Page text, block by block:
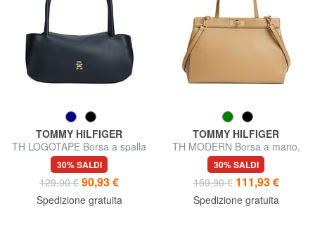
TOMMY HILFIGER
TH LOGOTAPE Borsa a spalla
30% SALDI
129,90 € 90,93 €
Spedizione gratuita
TOMMY HILFIGER
TH MODERN Borsa a mano,
con tracolla
30% SALDI
159,90 € 111,93 €
Spedizione gratuita